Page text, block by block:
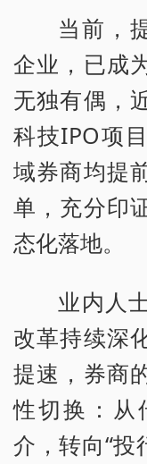
当前，
企业，已成
无独有偶，
科技IPO项
域券商均提
单，充分印
态化落地。
业内人
改革持续深
提速，券商
性切换：从
介，转向“投